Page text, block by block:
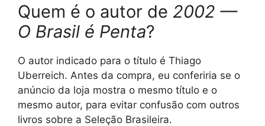
Quem é o autor de 2002 —
O Brasil é Penta?
O autor indicado para o título é Thiago
Uberreich. Antes da compra, eu conferiria se o
anúncio da loja mostra o mesmo título e o
mesmo autor, para evitar confusão com outros
livros sobre a Seleção Brasileira.